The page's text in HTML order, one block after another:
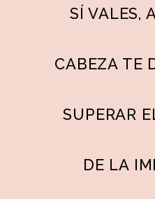
SÍ VALES,
CABEZA TE
SUPERAR
DE LA